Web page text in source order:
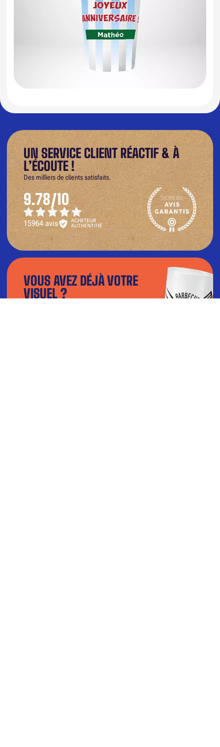
UN SERVICE CLIENT RÉACTIF & À
L’ÉCOUTE !
Des milliers de clients satisfaits.
9.78/10
15964 avis
VOUS AVEZ DÉJÀ VOTRE
VISUEL ?